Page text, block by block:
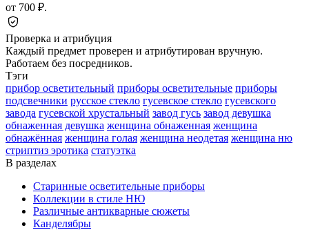
от 700 ₽.
Проверка и атрибуция
Каждый предмет проверен и атрибутирован вручную.
Работаем без посредников.
Тэги
прибор осветительный приборы осветительные приборы
подсвечники русское стекло гусевское стекло гусевского
завода гусевской хрустальный завод гусь завод девушка
обнаженная девушка женщина обнаженная женщина
обнажённая женщина голая женщина неодетая женщина ню
стриптиз эротика статуэтка
В разделах
Старинные осветительные приборы
Коллекции в стиле НЮ
Различные антикварные сюжеты
Канделябры